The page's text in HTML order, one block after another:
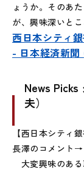
ょうか。そのあ
が、興味深いとこ
西日本シティ
- 日本経済新
News
夫）
【西日本シティ
長澤のコメント→
大変興味のあ